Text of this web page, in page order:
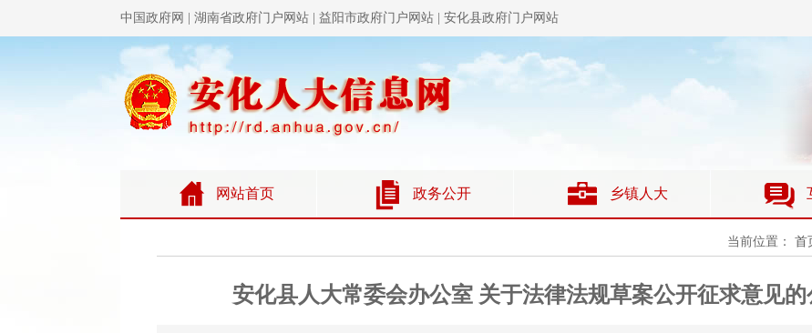
当前位置： 首
安化县人大常委会办公室 关于法律法规草案公开征求意见的